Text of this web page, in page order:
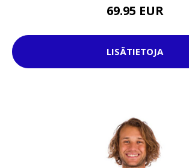
69.95 EUR
LISÄTIETOJA